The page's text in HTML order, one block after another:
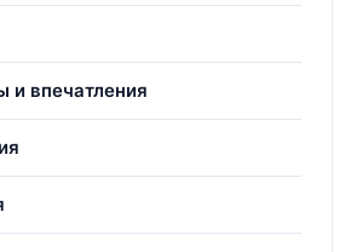
и впечатления